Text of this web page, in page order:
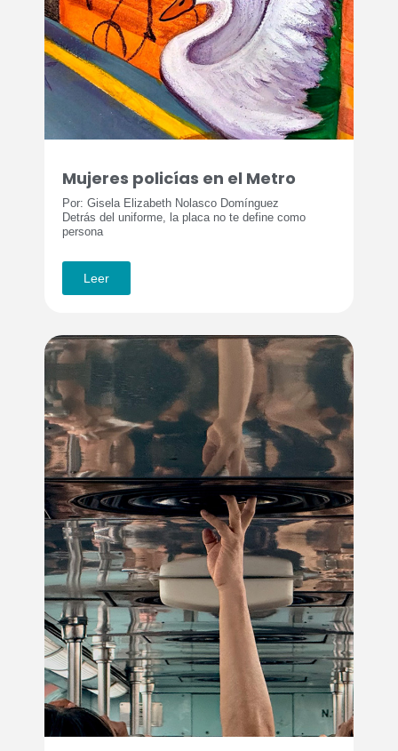
Mujeres policías en el Metro
Por: Gisela Elizabeth Nolasco Domínguez
Detrás del uniforme, la placa no te define como
persona
Leer